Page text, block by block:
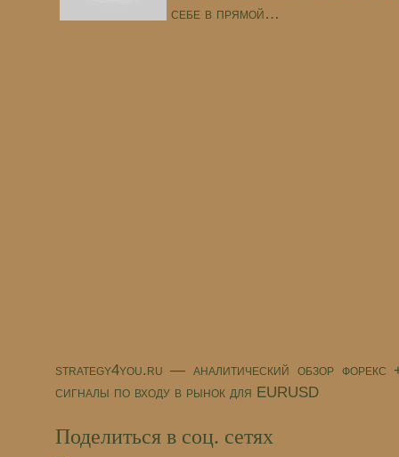
себе в прямой…
strategy4you.ru — аналитический обзор форекс
сигналы по входу в рынок для EURUSD
Поделиться в соц. сетях